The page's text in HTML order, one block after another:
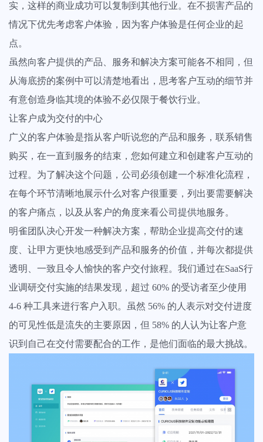
创建任务分解您的工作量，分配给团队成员
重要文件多版本保存，支持标注审阅意见
客户门户
给客户带来好的体验，促进合作的效率
数据统计
构建个性化仪表盘显示关键项目指标，查看一目了然
项目集管理
法律、会计、金融等专业的咨询服务需要更专业的服务方式，服务更透
创意设计团队
拿下客户从为客户构建一个颇具独特创意和极致美学的明雀在线合作空
间开始
专业洞察
调研报告&白皮书
资讯动态
明雀&产品动态
市场活动
线上直播&线下活动
实，这样的商业成功可以复制到其他行业。在不损害产品的
情况下优先考虑客户体验，因为客户体验是任何企业的起
点。
虽然向客户提供的产品、服务和解决方案可能各不相同，但
从海底捞的案例中可以清楚地看出，思考客户互动的细节并
有意创造身临其境的体验不必仅限于餐饮行业。
让客户成为交付的中心
广义的客户体验是指从客户听说您的产品和服务，联系销售
购买，在一直到服务的结束，您如何建立和创建客户互动的
过程。为了解决这个问题，公司必须创建一个标准化流程，
在每个环节清晰地展示什么对客户很重要，列出要需要解决
的客户痛点，以及从客户的角度来看公司提供地服务。
明雀团队决心开发一种解决方案，帮助企业提高交付的速
度、让甲方更快地感受到产品和服务的价值，并每次都提供
透明、一致且令人愉快的客户交付旅程。我们通过在SaaS行
业调研交付实施的结果发现，超过 60% 的受访者至少使用
4-6 种工具来进行客户入职。虽然 56% 的人表示对交付进度
的可见性低是流失的主要原因，但 58% 的人认为让客户意
识到自己在交付需要配合的工作，是他们面临的最大挑战。